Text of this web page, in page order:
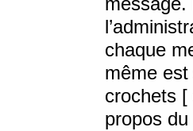
chaque
même
crochets [
propos